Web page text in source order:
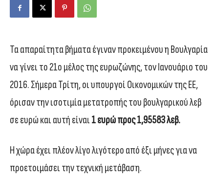
Τα απαραίτητα βήματα έγιναν προκειμένου η Βουλγαρία
να γίνει το 21ο μέλος της ευρωζώνης, τον Ιανουάριο του
2016. Σήμερα Τρίτη, οι υπουργοί Οικονομικών της ΕΕ,
όρισαν την ισοτιμία μετατροπής του βουλγαρικού λεβ
σε ευρώ και αυτή είναι 1 ευρώ προς 1,95583 λεβ.
Η χώρα έχει πλέον λίγο λιγότερο από έξι μήνες για να
προετοιμάσει την τεχνική μετάβαση.